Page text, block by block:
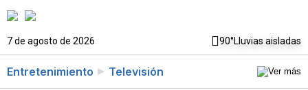
7 de agosto de 2026 90°Lluvias aisladas
Entretenimiento Televisión